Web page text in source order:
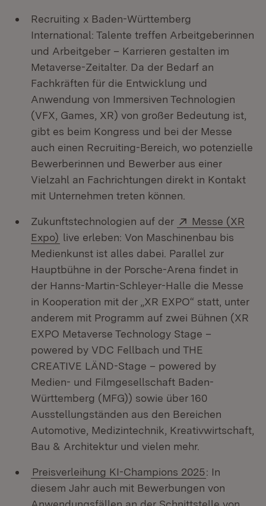
Recruiting x Baden-Württemberg
International: Talente treffen Arbeitgeberinnen
und Arbeitgeber – Karrieren gestalten im
Metaverse-Zeitalter. Da der Bedarf an
Fachkräften für die Entwicklung und
Anwendung von Immersiven Technologien
(VFX, Games, XR) von großer Bedeutung ist,
gibt es beim Kongress und bei der Messe
auch einen Recruiting-Bereich, wo potenzielle
Bewerberinnen und Bewerber aus einer
Vielzahl an Fachrichtungen direkt in Kontakt
mit Unternehmen treten können.
Zukunftstechnologien auf der Extern:
Messe (XR
Expo) (Öffnet in neuem Fenster)
live erleben: Von Maschinenbau bis
Medienkunst ist alles dabei. Parallel zur
Hauptbühne in der Porsche-Arena findet in
der Hanns-Martin-Schleyer-Halle die Messe
in Kooperation mit der „XR EXPO“ statt, unter
anderem mit Programm auf zwei Bühnen (XR
EXPO Metaverse Technology Stage –
powered by VDC Fellbach und THE
CREATIVE LÄND-Stage – powered by
Medien- und Filmgesellschaft Baden-
Württemberg (MFG)) sowie über 160
Ausstellungständen aus den Bereichen
Automotive, Medizintechnik, Kreativwirtschaft,
Bau & Architektur und vielen mehr.
Preisverleihung KI-Champions 2025: In
diesem Jahr auch mit Bewerbungen von